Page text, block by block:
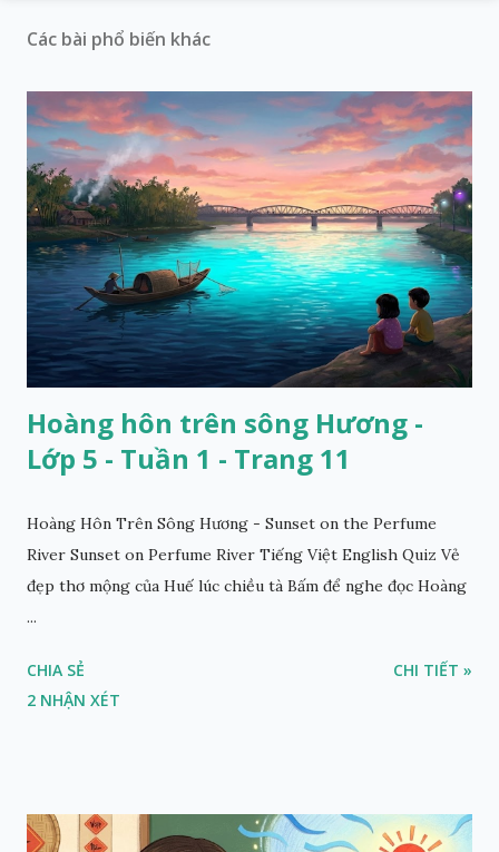
Các bài phổ biến khác
Hoàng hôn trên sông Hương -
Lớp 5 - Tuần 1 - Trang 11
Hoàng Hôn Trên Sông Hương - Sunset on the Perfume
River Sunset on Perfume River Tiếng Việt English Quiz Vẻ
đẹp thơ mộng của Huế lúc chiều tà Bấm để nghe đọc Hoàng
...
CHIA SẺ
2 NHẬN XÉT
CHI TIẾT »